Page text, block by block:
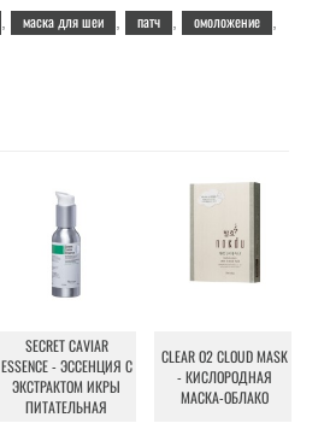
маска для шеи патч омоложение
SECRET CAVIAR
ESSENCE - ЭССЕНЦИЯ С
ЭКСТРАКТОМ ИКРЫ
ПИТАТЕЛЬНАЯ
CLEAR O2 CLOUD MASK
- КИСЛОРОДНАЯ
МАСКА-ОБЛАКО